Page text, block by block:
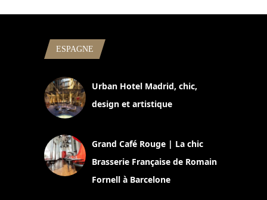
ESPAGNE
Urban Hotel Madrid, chic,
design et artistique
Grand Café Rouge | La chic
Brasserie Française de Romain
Fornell à Barcelone